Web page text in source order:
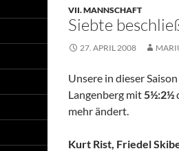
VII. MANNSCHAFT
Siebte
27. APRIL 2008
Unsere in dieser
Langenberg mit5½:2½
mehr ändert.
Kurt Rist, Friedel